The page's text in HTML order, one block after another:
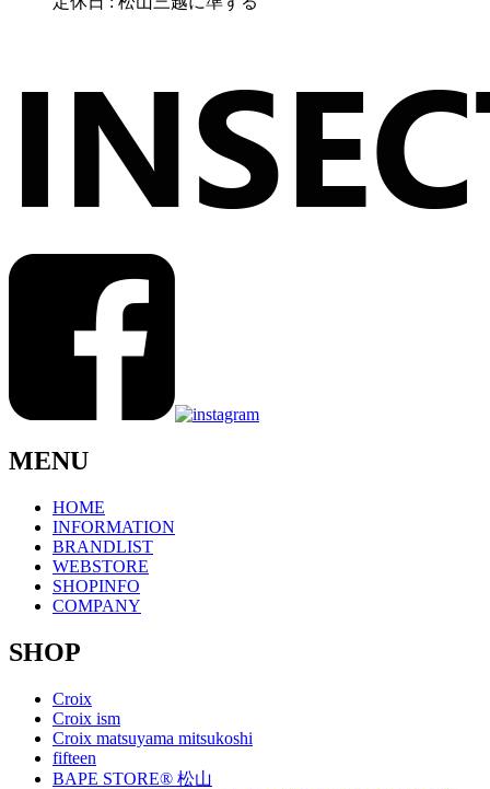
MENU
HOME
INFORMATION
BRANDLIST
WEBSTORE
SHOPINFO
COMPANY
SHOP
Croix
Croix ism
Croix matsuyama mitsukoshi
fifteen
BAPE STORE® 松山